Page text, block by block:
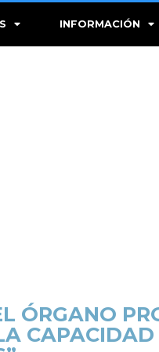
INFORMACIÓN
ÓRGANO